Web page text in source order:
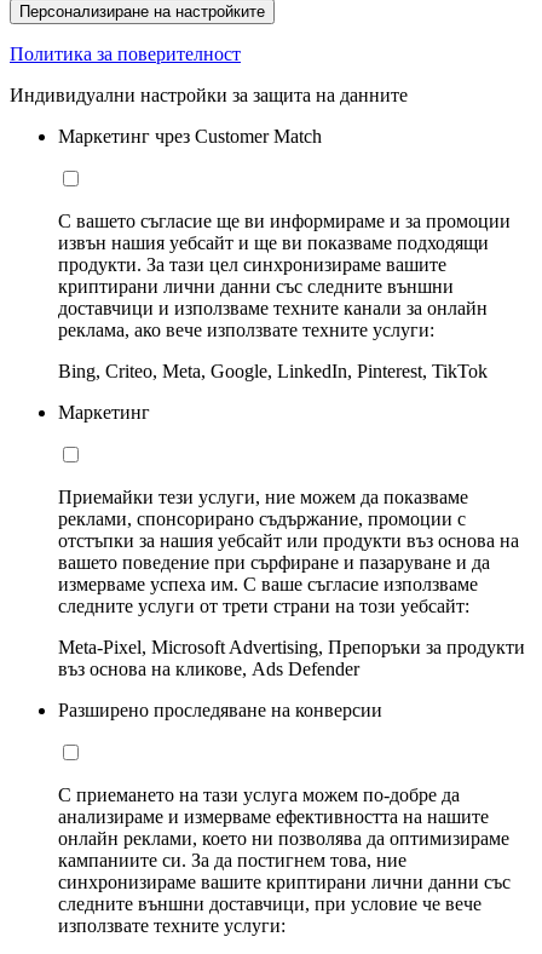
Персонализиране на настройките
Политика за поверителност
Индивидуални настройки за защита на данните
Маркетинг чрез Customer Match
С вашето съгласие ще ви информираме и за промоции
извън нашия уебсайт и ще ви показваме подходящи
продукти. За тази цел синхронизираме вашите
криптирани лични данни със следните външни
доставчици и използваме техните канали за онлайн
реклама, ако вече използвате техните услуги:
Bing, Criteo, Meta, Google, LinkedIn, Pinterest, TikTok
Маркетинг
Приемайки тези услуги, ние можем да показваме
реклами, спонсорирано съдържание, промоции с
отстъпки за нашия уебсайт или продукти въз основа на
вашето поведение при сърфиране и пазаруване и да
измерваме успеха им. С ваше съгласие използваме
следните услуги от трети страни на този уебсайт:
Meta-Pixel, Microsoft Advertising, Препоръки за продукти
въз основа на кликове, Ads Defender
Разширено проследяване на конверсии
С приемането на тази услуга можем по-добре да
анализираме и измерваме ефективността на нашите
онлайн реклами, което ни позволява да оптимизираме
кампаниите си. За да постигнем това, ние
синхронизираме вашите криптирани лични данни със
следните външни доставчици, при условие че вече
използвате техните услуги: